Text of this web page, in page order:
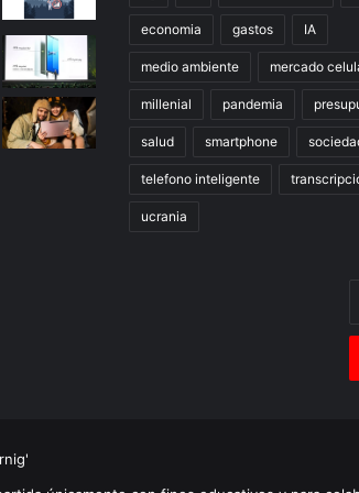
economia gastos IA
medio ambiente mercado
millenial pandemia
salud smartphone
telefono inteligente
ucrania